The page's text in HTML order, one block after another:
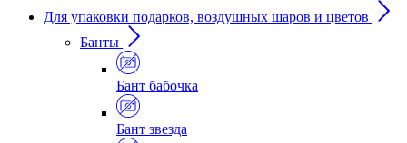
Для упаковки подарков, воздушных шаров и цветов
Банты
Бант бабочка
Бант звезда